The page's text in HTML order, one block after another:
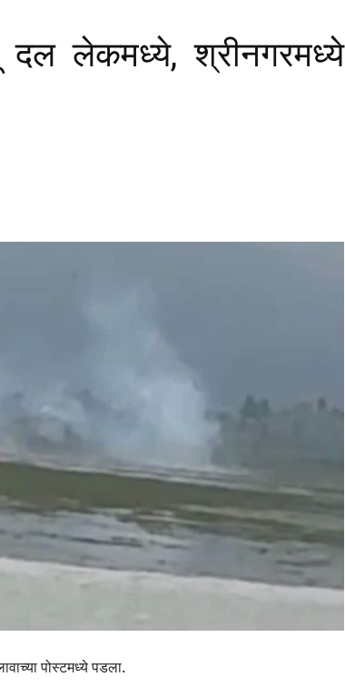
JILHA
दल लेकमध्ये, श्रीनगरमध्ये
पोस्टमध्ये पडला.